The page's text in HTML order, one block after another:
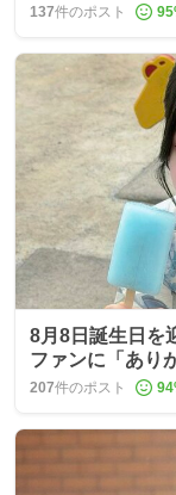
137件のポスト 95
8月8日誕生日を
ファンに「あり
207件のポスト 94